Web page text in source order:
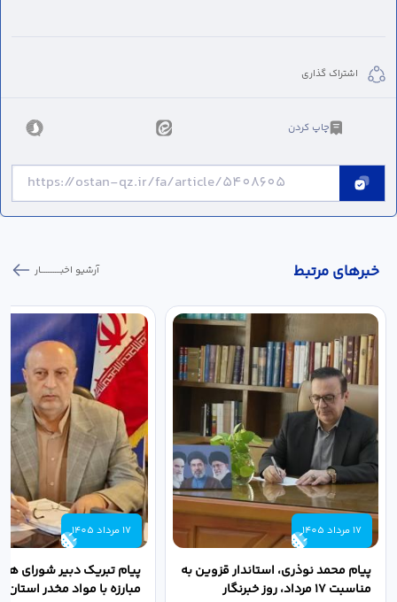
اشتراک گذاری
چاپ کردن
خبر‌های مرتبط آرشیو اخبـــــــــــار
17 مرداد 1405
پیام محمد نوذری، استاندار قزوین به
مناسبت ۱۷ مرداد، روز خبرنگار
17 مرداد 1405
پیام تبریک دبیر شورای
مبارزه با مواد مخدر استان